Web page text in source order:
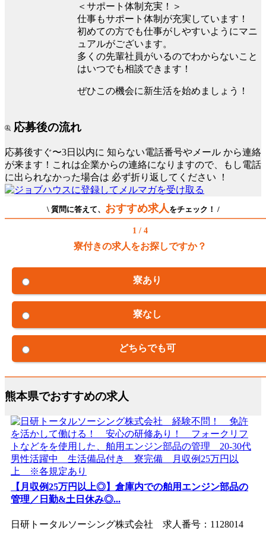
＜サポート体制充実！＞
仕事もサポート体制が充実しています！
初めての方でも仕事がしやすいようにマニ
ュアルがございます。
多くの先輩社員がいるのでわからないこと
はいつでも相談できます！
ぜひこの機会に新生活を始めましょう！
応募後の流れ
応募後すぐ〜3日以内に 知らない電話番号やメール から連絡
が来ます！これは企業からの連絡になりますので、もし電話
に出られなかった場合は 必ず折り返してください ！
\ 質問に答えて、 おすすめ求人をチェック！ /
1 / 4
寮付きの求人をお探しですか？
寮あり
寮なし
どちらでも可
熊本県でおすすめの求人
【月収例25万円以上◎】倉庫内での舶用エンジン部品の
管理／日勤&土日休み◎...
日研トータルソーシング株式会社 求人番号：1128014